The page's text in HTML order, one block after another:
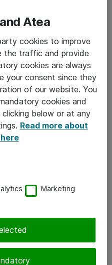
ja valtavan
töihin -
mukaan töihin -päivää
mukaan ottaa
vetäjää, jotta
poissaolot eivät kaada
Atea
cookies to improve
the traffic and provide
cookies are always
your consent since they
of our website. You
cookies and
below or at any
Read more about
Marketing